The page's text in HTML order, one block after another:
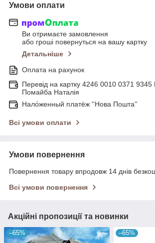
Умови оплати
Ви отримаєте замовлення
або гроші повернуться на вашу картку
Детальніше
Оплата на рахунок
Перевід на картку 4246 0010 0371
Помайба Наталія
Нало́женный платёж ''Нова Пошта''
Всі умови оплати
Умови повернення
Повернення товару впродовж 14 днів
Всі умови повернення
Акційні пропозиції та новинки
–65% –65%